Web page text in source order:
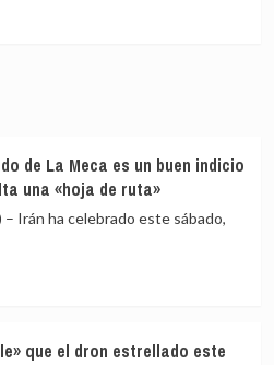
de La Meca es un buen indicio
una «hoja de ruta»
Irán ha celebrado este sábado,
que el dron estrellado este